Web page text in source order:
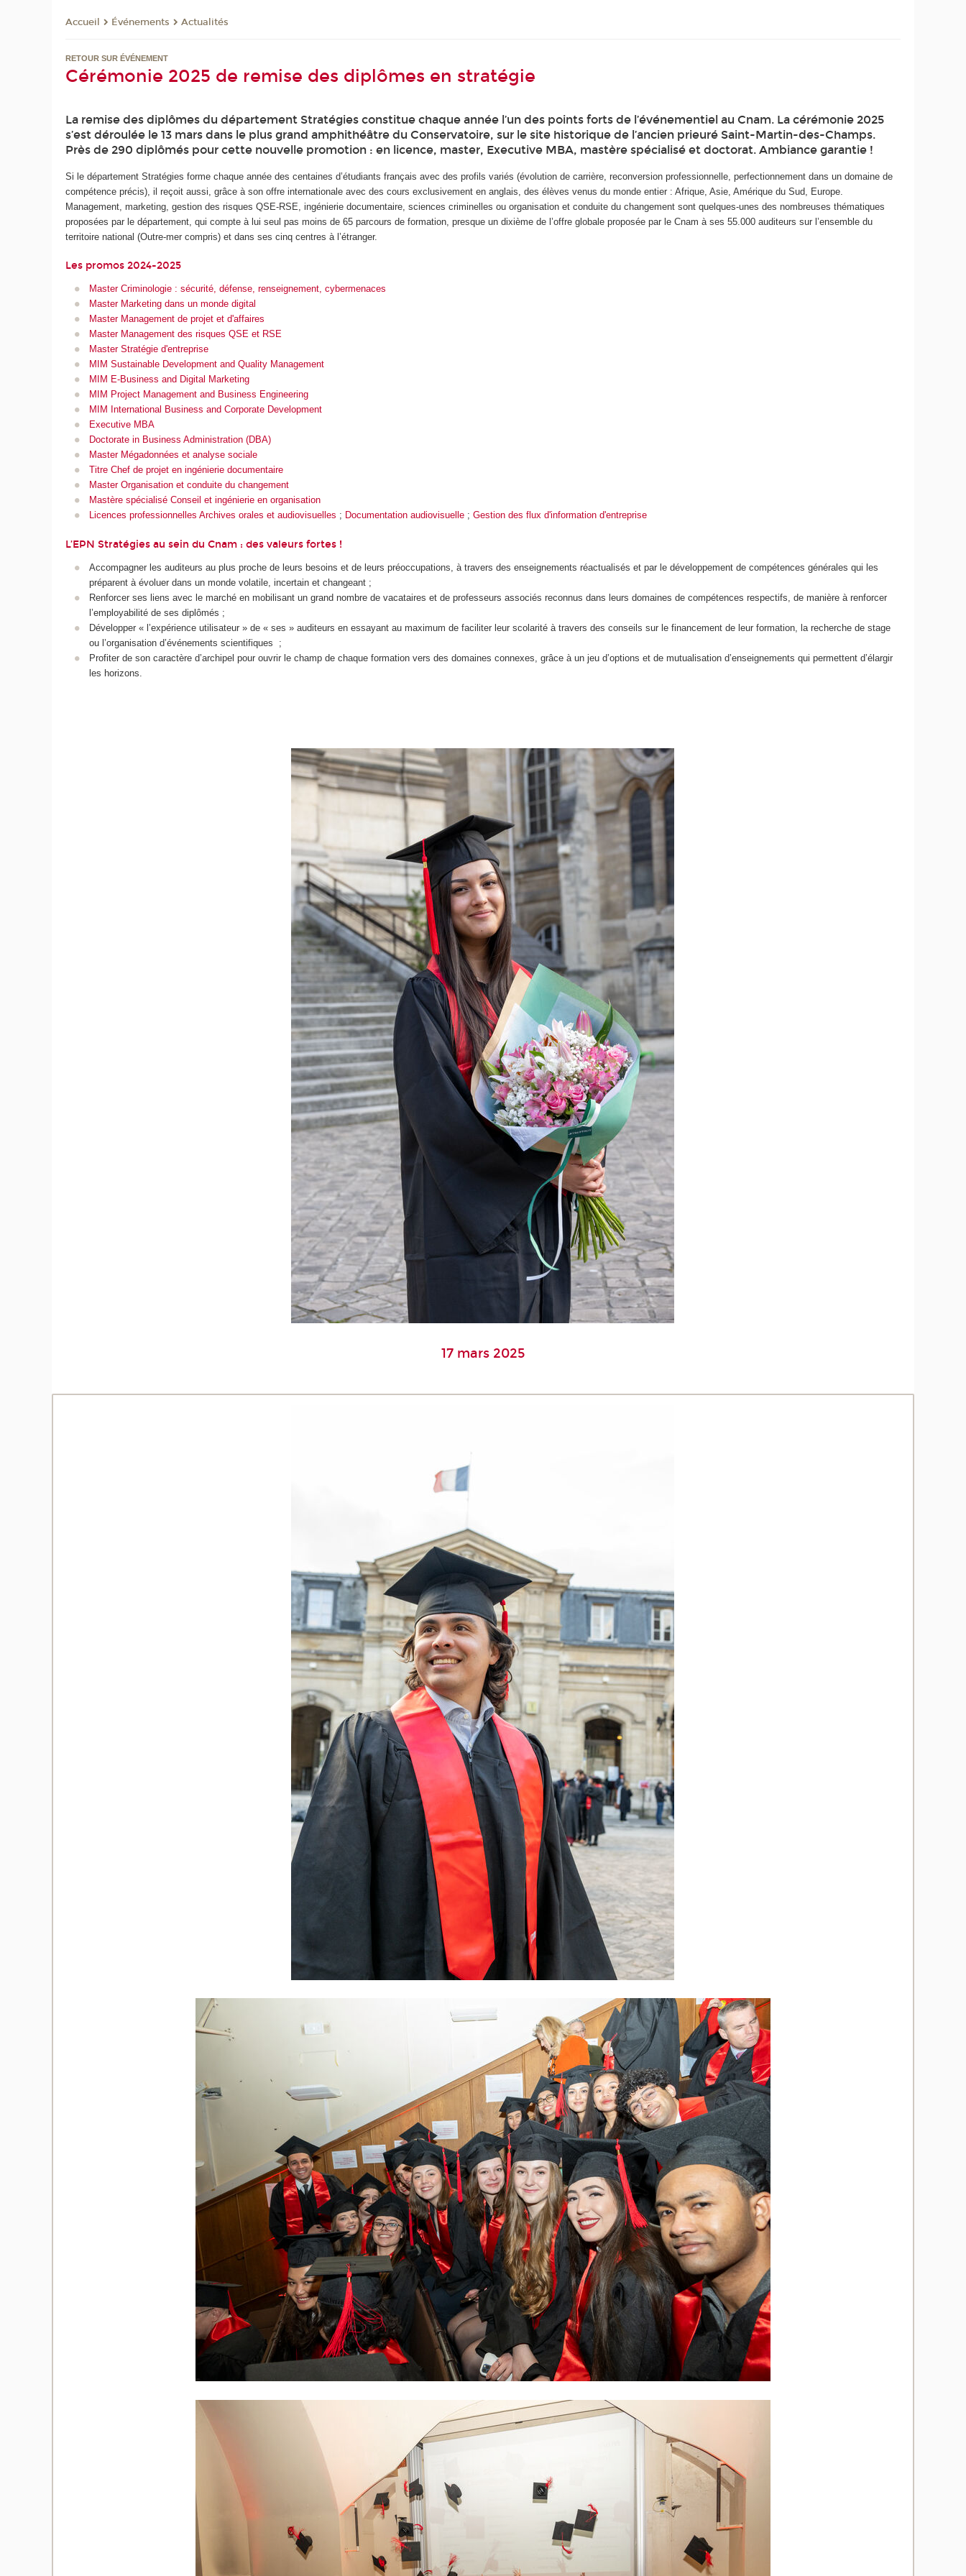
Accueil Événements Actualités
RETOUR SUR ÉVÉNEMENT
Cérémonie 2025 de remise des diplômes en stratégie
La remise des diplômes du département Stratégies constitue chaque année l’un des points forts de l’événementiel au Cnam. La cérémonie 2025
s’est déroulée le 13 mars dans le plus grand amphithéâtre du Conservatoire, sur le site historique de l’ancien prieuré Saint-Martin-des-Champs.
Près de 290 diplômés pour cette nouvelle promotion : en licence, master, Executive MBA, mastère spécialisé et doctorat. Ambiance garantie !
Si le département Stratégies forme chaque année des centaines d’étudiants français avec des profils variés (évolution de carrière, reconversion professionnelle, perfectionnement dans un domaine de
compétence précis), il reçoit aussi, grâce à son offre internationale avec des cours exclusivement en anglais, des élèves venus du monde entier : Afrique, Asie, Amérique du Sud, Europe.
Management, marketing, gestion des risques QSE-RSE, ingénierie documentaire, sciences criminelles ou organisation et conduite du changement sont quelques-unes des nombreuses thématiques
proposées par le département, qui compte à lui seul pas moins de 65 parcours de formation, presque un dixième de l’offre globale proposée par le Cnam à ses 55.000 auditeurs sur l’ensemble du
territoire national (Outre-mer compris) et dans ses cinq centres à l’étranger.
Les promos 2024-2025
Master Criminologie : sécurité, défense, renseignement, cybermenaces
Master Marketing dans un monde digital
Master Management de projet et d'affaires
Master Management des risques QSE et RSE
Master Stratégie d'entreprise
MIM Sustainable Development and Quality Management
MIM E-Business and Digital Marketing
MIM Project Management and Business Engineering
MIM International Business and Corporate Development
Executive MBA
Doctorate in Business Administration (DBA)
Master Mégadonnées et analyse sociale
Titre Chef de projet en ingénierie documentaire
Master Organisation et conduite du changement
Mastère spécialisé Conseil et ingénierie en organisation
Licences professionnelles Archives orales et audiovisuelles ; Documentation audiovisuelle; Gestion des flux d'information d'entreprise
L’EPN Stratégies au sein du Cnam : des valeurs fortes !
Accompagner les auditeurs au plus proche de leurs besoins et de leurs préoccupations, à travers des enseignements réactualisés et par le développement de compétences générales qui les
préparent à évoluer dans un monde volatile, incertain et changeant ;
Renforcer ses liens avec le marché en mobilisant un grand nombre de vacataires et de professeurs associés reconnus dans leurs domaines de compétences respectifs, de manière à renforcer
l’employabilité de ses diplômés ;
Développer « l’expérience utilisateur » de « ses » auditeurs en essayant au maximum de faciliter leur scolarité à travers des conseils sur le financement de leur formation, la recherche de stage
ou l’organisation d’événements scientifiques ;
Profiter de son caractère d’archipel pour ouvrir le champ de chaque formation vers des domaines connexes, grâce à un jeu d’options et de mutualisation d’enseignements qui permettent d’élargir
les horizons.
17 mars 2025